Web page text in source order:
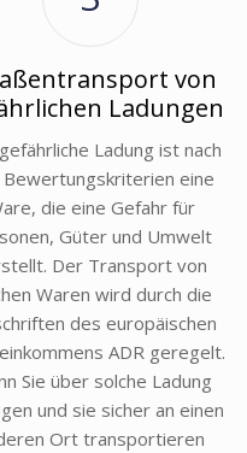
von
Ladungen
Ladung ist nach
eine
die eine Gefahr für
Güter und Umwelt
Der Transport von
Waren wird durch die
des europäischen
ADR geregelt.
Sie über solche Ladung
und sie sicher an einen
Ort transportieren